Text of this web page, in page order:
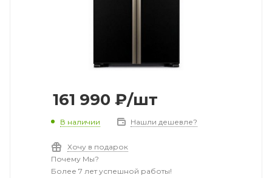
161 990 ₽/шт
В наличии Нашли дешевле?
Хочу в подарок
Почему Мы?
Более 7 лет успешной работы!